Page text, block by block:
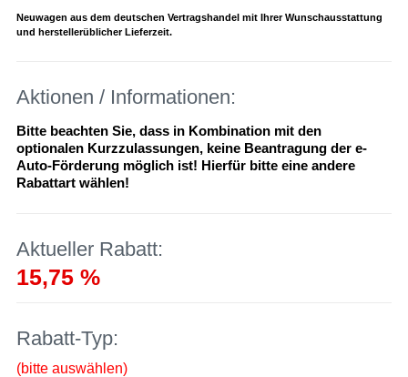
Neuwagen aus dem deutschen Vertragshandel mit Ihrer Wunschausstattung
und herstellerüblicher Lieferzeit.
Aktionen / Informationen:
Bitte beachten Sie, dass in Kombination mit den
optionalen Kurzzulassungen, keine Beantragung der e-
Auto-Förderung möglich ist! Hierfür bitte eine andere
Rabattart wählen!
Aktueller Rabatt:
15,75 %
Rabatt-Typ:
(bitte auswählen)